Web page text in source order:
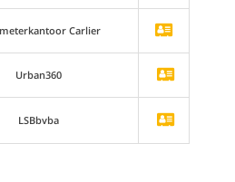
Carlier
Urban360
LSBbvba